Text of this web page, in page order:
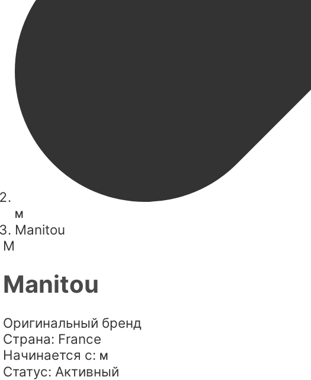
M
Manitou
M
Manitou
Оригинальный бренд
Страна: France
Начинается с: M
Статус: Активный